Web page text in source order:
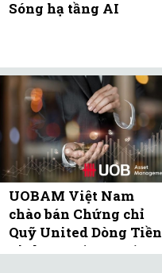
Sóng hạ tầng AI
UOBAM Việt Nam
chào bán Chứng chỉ
Quỹ United Dòng Tiền
Linh Hoạt (UMMF) ra